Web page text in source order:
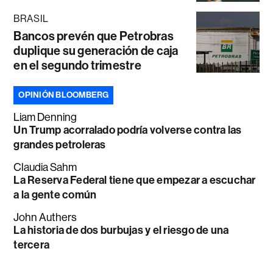
BRASIL
Bancos prevén que Petrobras
duplique su generación de caja
en el segundo trimestre
OPINIÓN BLOOMBERG
Liam Denning
Un Trump acorralado podría volverse contra las
grandes petroleras
Claudia Sahm
La Reserva Federal tiene que empezar a escuchar
a la gente común
John Authers
La historia de dos burbujas y el riesgo de una
tercera